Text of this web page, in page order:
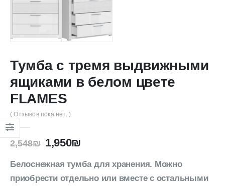
Тумба с тремя выдвижными
ящиками в белом цвете
FLAMES
( Отзывов пока нет. )
2,548₪ 1,950₪
Белоснежная тумба для хранения. Можно
приобрести отдельно или вместе с остальными